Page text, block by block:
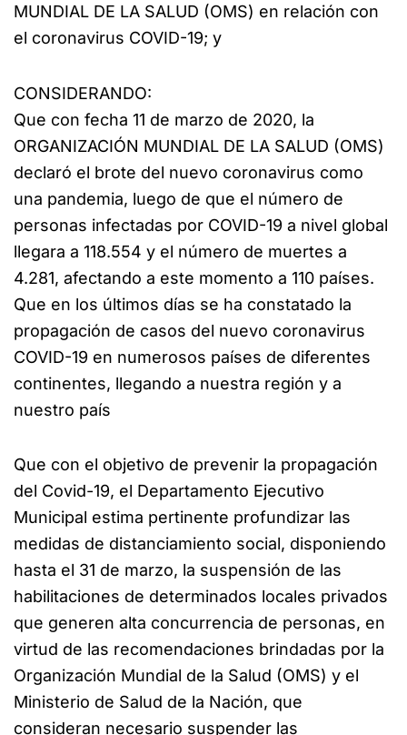
MUNDIAL DE LA SALUD (OMS) en relación con
el coronavirus COVID-19; y
CONSIDERANDO:
Que con fecha 11 de marzo de 2020, la
ORGANIZACIÓN MUNDIAL DE LA SALUD (OMS)
declaró el brote del nuevo coronavirus como
una pandemia, luego de que el número de
personas infectadas por COVID-19 a nivel global
llegara a 118.554 y el número de muertes a
4.281, afectando a este momento a 110 países.
Que en los últimos días se ha constatado la
propagación de casos del nuevo coronavirus
COVID-19 en numerosos países de diferentes
continentes, llegando a nuestra región y a
nuestro país
Que con el objetivo de prevenir la propagación
del Covid-19, el Departamento Ejecutivo
Municipal estima pertinente profundizar las
medidas de distanciamiento social, disponiendo
hasta el 31 de marzo, la suspensión de las
habilitaciones de determinados locales privados
que generen alta concurrencia de personas, en
virtud de las recomendaciones brindadas por la
Organización Mundial de la Salud (OMS) y el
Ministerio de Salud de la Nación, que
consideran necesario suspender las